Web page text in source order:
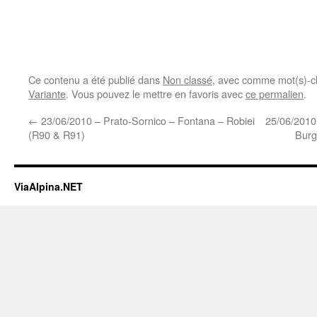
Ce contenu a été publié dans Non classé, avec comme mot(s)-
Variante. Vous pouvez le mettre en favoris avecce permalien.
← 23/06/2010 – Prato-Sornico – Fontana – Robiei
(R90 & R91)
25/06/
ViaAlpina.NET